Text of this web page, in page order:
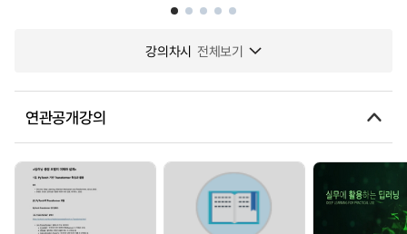
강의차시 전체보기
연관공개강의